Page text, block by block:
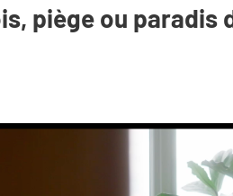
piège ou paradis